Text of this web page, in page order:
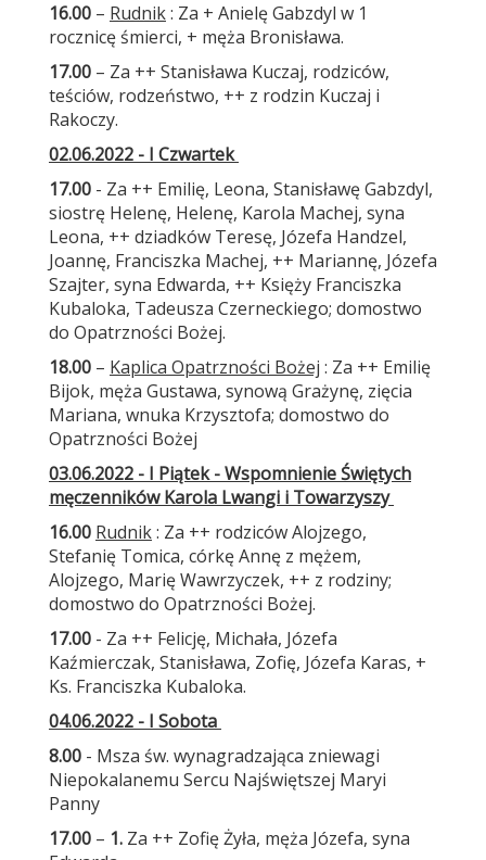
16.00 – Rudnik: Za + Anielę Gabzdyl w 1
rocznicę śmierci, + męża Bronisława.
17.00 – Za ++ Stanisława Kuczaj, rodziców,
teściów, rodzeństwo, ++ z rodzin Kuczaj i
Rakoczy.
02.06.2022 - I Czwartek
17.00 - Za ++ Emilię, Leona, Stanisławę Gabzdyl,
siostrę Helenę, Helenę, Karola Machej, syna
Leona, ++ dziadków Teresę, Józefa Handzel,
Joannę, Franciszka Machej, ++ Mariannę, Józefa
Szajter, syna Edwarda, ++ Księży Franciszka
Kubaloka, Tadeusza Czerneckiego; domostwo
do Opatrzności Bożej.
18.00 – Kaplica Opatrzności Bożej : Za ++ Emilię
Bijok, męża Gustawa, synową Grażynę, zięcia
Mariana, wnuka Krzysztofa; domostwo do
Opatrzności Bożej
03.06.2022 - I Piątek - Wspomnienie Świętych
męczenników Karola Lwangi i Towarzyszy
16.00 Rudnik: Za ++ rodziców Alojzego,
Stefanię Tomica, córkę Annę z mężem,
Alojzego, Marię Wawrzyczek, ++ z rodziny;
domostwo do Opatrzności Bożej.
17.00 - Za ++ Felicję, Michała, Józefa
Kaźmierczak, Stanisława, Zofię, Józefa Karas, +
Ks. Franciszka Kubaloka.
04.06.2022 - I Sobota
8.00 - Msza św. wynagradzająca zniewagi
Niepokalanemu Sercu Najświętszej Maryi
Panny
17.00 – 1. Za ++ Zofię Żyła, męża Józefa, syna